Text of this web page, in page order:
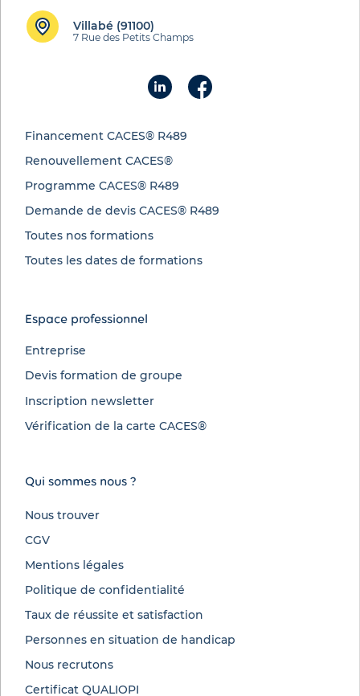
Financement CACES® R489
Renouvellement CACES®
Programme CACES® R489
Demande de devis CACES® R489
Toutes nos formations
Toutes les dates de formations
Qui sommes nous ?
Nous trouver
CGV
Mentions légales
Politique de confidentialité
Taux de réussite et satisfaction
Personnes en situation de handicap
Nous recrutons
Certificat QUALIOPI
Espace professionnel
Entreprise
Devis formation de groupe
Inscription newsletter
Vérification de la carte CACES®
Villabé (91100)
7 Rue des Petits Champs